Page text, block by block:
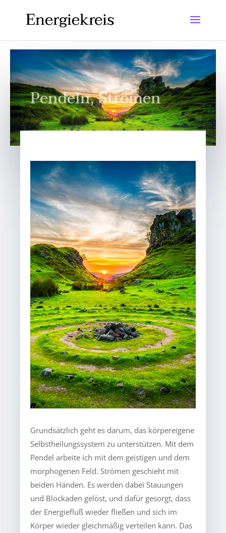
Pendeln, Strömen
Grundsätzlich geht es darum, das körpereigene
Selbstheilungssystem zu unterstützen. Mit dem
Pendel arbeite ich mit dem geistigen und dem
morphogenen Feld. Strömen geschieht mit
beiden Händen. Es werden dabei Stauungen
und Blockaden gelöst, und dafür gesorgt, dass
der Energiefluß wieder fließen und sich im
Körper wieder gleichmäßig verteilen kann. Das